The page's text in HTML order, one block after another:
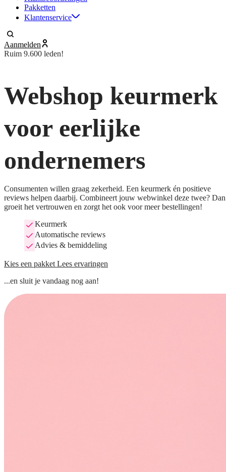
Pakketten
Klantenservice
Aanmelden
Ruim 9.600 leden!
Webshop keurmerk
voor eerlijke
ondernemers
Consumenten willen graag zekerheid. Een keurmerk én positieve
reviews helpen daarbij. Combineert jouw webwinkel deze twee? Dan
groeit het vertrouwen en zorgt het ook voor meer bestellingen!
Keurmerk
Automatische reviews
Advies & bemiddeling
Kies een pakket Lees ervaringen
...en sluit je vandaag nog aan!